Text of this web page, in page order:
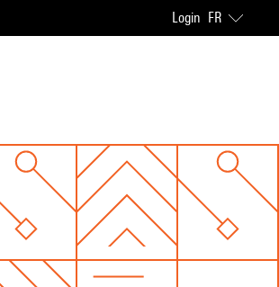
Login FR